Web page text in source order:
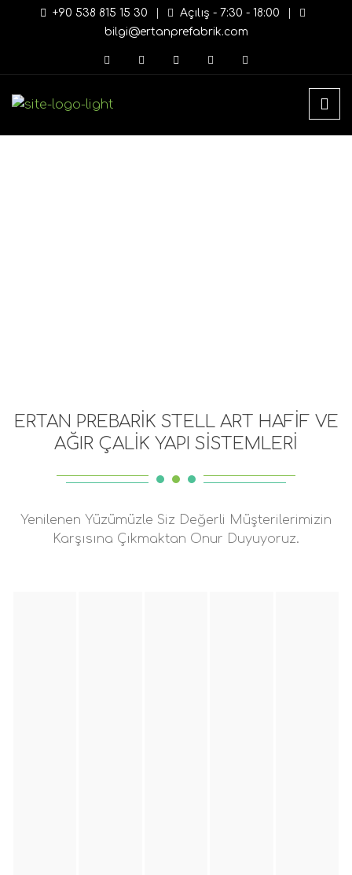
+90 538 815 15 30 Açılış - 7:30 - 18:00
bilgi@ertanprefabrik.com
ERTAN PREBARİK STELL ART HAFİF VE
AĞIR ÇALİK YAPI SİSTEMLERİ
Yenilenen Yüzümüzle Siz Değerli Müşterilerimizin
Karşısına Çıkmaktan Onur Duyuyoruz.